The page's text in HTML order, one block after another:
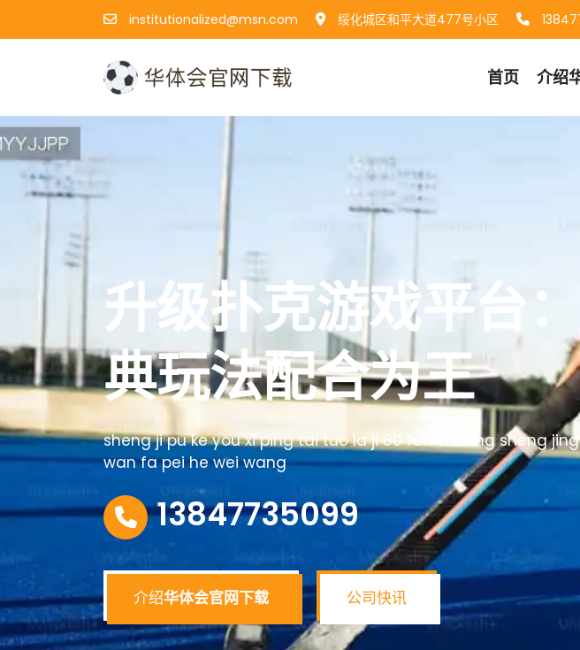
institutionalized@msn.com 绥化城区和平大道477号小区
首页 介绍
升级扑克游戏平台
典玩法配合为王
sheng ji pu ke you xi ping tai tuo la ji 80 fen shuang sheng
wan fa pei he wei wang
13847735099
介绍华体会官网下载 公司快讯